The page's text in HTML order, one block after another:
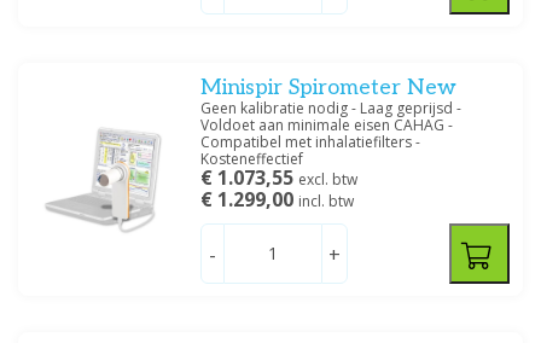
Minispir Spirometer New
Geen kalibratie nodig - Laag geprijsd -
Voldoet aan minimale eisen CAHAG -
Compatibel met inhalatiefilters -
Kosteneffectief
€ 1.073,55 excl. btw
€ 1.299,00 incl. btw
- +